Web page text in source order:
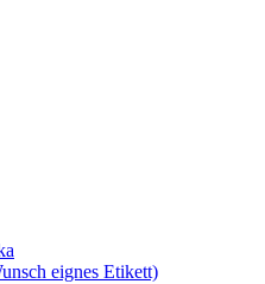
eignes Etikett)